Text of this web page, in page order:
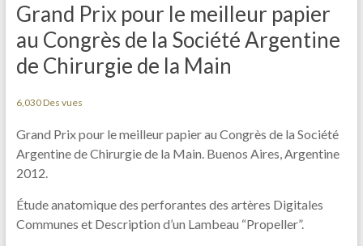
Grand Prix pour le meilleur papier
au Congrès de la Société Argentine
de Chirurgie de la Main
6,030 Des vues
Grand Prix pour le meilleur papier au Congrès de la Société
Argentine de Chirurgie de la Main. Buenos Aires, Argentine
2012.
Étude anatomique des perforantes des artères Digitales
Communes et Description d’un Lambeau “Propeller”.